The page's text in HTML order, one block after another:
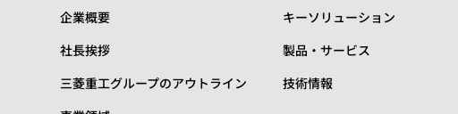
企業概要
社長挨拶
三菱重工グループのアウトライン
キーソリューション
製品・サービス
技術情報